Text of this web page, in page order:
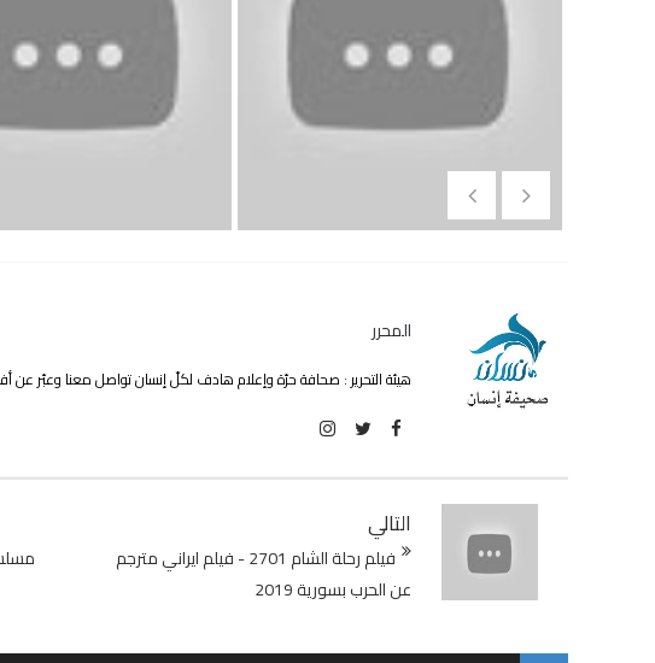
المحرر
هيئة التحرير : صحافة حرّة وإعلام هادف لكلّ إنسان تواصل معنا وعبّر عن
التالي
فيلم رحلة الشام 2701 - فيلم ايراني مترجم
عن الحرب بسورية 2019